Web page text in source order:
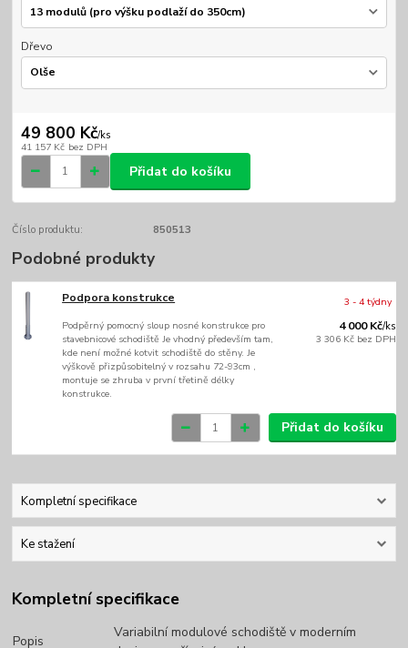
Dřevo
49 800 Kč/ks
41 157 Kč bez DPH
Přidat do košíku
Číslo produktu: 850513
Podobné produkty
Podpora konstrukce
Podpěrný pomocný sloup nosné konstrukce pro
stavebnicové schodiště Je vhodný především tam,
kde není možné kotvit schodiště do stěny. Je
výškově přizpůsobitelný v rozsahu 72-93cm ,
montuje se zhruba v první třetině délky
konstrukce.
4 000 Kč/ks
3 306 Kč bez DPH
3 - 4 týdny
Přidat do košíku
Kompletní specifikace
Ke stažení
Kompletní specifikace
Popis
Variabilní modulové schodiště v moderním